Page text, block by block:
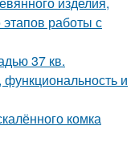
этапов работы с
37 кв.
и
комка